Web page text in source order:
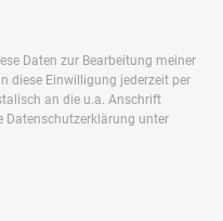
Daten zur Bearbeitung meiner
diese Einwilligung jederzeit per
an die u.a. Anschrift
Datenschutzerklärung unter